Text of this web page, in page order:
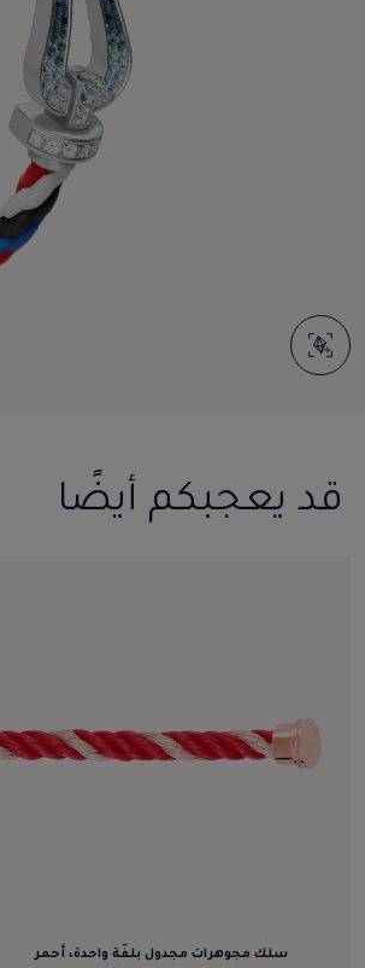
قد يعجبكم أيضًا
سلك مجوهرات مجدول بلفّة واحدة، أحمر